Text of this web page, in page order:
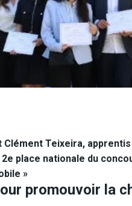
Clément Teixeira,
2e place nationale du
»
promouvoir la